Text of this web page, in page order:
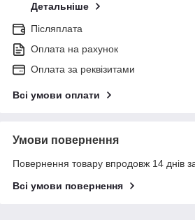
Детальніше
Післяплата
Оплата на рахунок
Оплата за реквізитами
Всі умови оплати
Умови повернення
Повернення товару впродовж 14 днів
Всі умови повернення